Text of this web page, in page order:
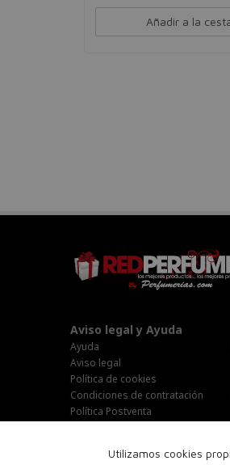
Añadir a la
Utilizamos cookies
Aviso legal y Ayuda
Ayuda
Aviso legal
Política de cookies
Condiciones de contratación
Política Postventa